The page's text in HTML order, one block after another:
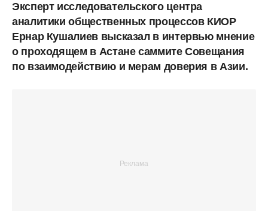
Эксперт исследовательского центра
аналитики общественных процессов КИОР
Ернар Кушалиев высказал в интервью мнение
о проходящем в Астане саммите Совещания
по взаимодействию и мерам доверия в Азии.